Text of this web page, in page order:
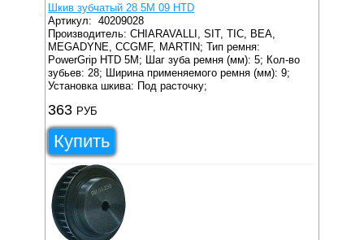
Шкив зубчатый 28 5M 09 HTD
Артикул:40209028
Производитель: CHIARAVALLI, SIT, TIC, BEA,
MEGADYNE, CCGMF, MARTIN; Тип ремня:
PowerGrip HTD 5M; Шаг зуба ремня (мм): 5; Кол-во
зубьев: 28; Ширина применяемого ремня (мм): 9;
Установка шкива: Под расточку;
363 РУБ
Купить